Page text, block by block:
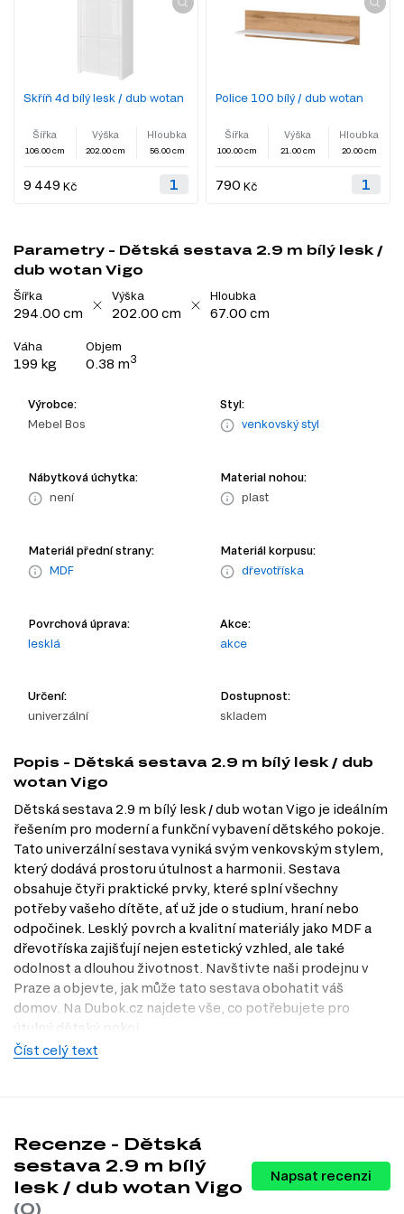
Skříň 4d bílý lesk / dub wotan
Šířka
106.00 cm
Výška
202.00 cm
Hloubka
56.00 cm
9 449 Kč
Police 100 bílý / dub wotan
Šířka
100.00 cm
Výška
21.00 cm
Hloubka
20.00 cm
790 Kč
Parametry - Dětská sestava 2.9 m bílý lesk /
dub wotan Vigo
Šířka
294.00 cm
Výška
202.00 cm
Hloubka
67.00 cm
Váha
199 kg
Objem
0.38 m3
Výrobce:
Mebel Bos
Styl:
venkovský styl
Nábytková úchytka:
není
Material nohou:
plast
Materiál přední strany:
MDF
Materiál korpusu:
dřevotříska
Povrchová úprava:
lesklá
Akce:
akce
Určení:
univerzální
Dostupnost:
skladem
Popis - Dětská sestava 2.9 m bílý lesk / dub
wotan Vigo
Dětská sestava 2.9 m bílý lesk / dub wotan Vigo je ideálním
řešením pro moderní a funkční vybavení dětského pokoje.
Tato univerzální sestava vyniká svým venkovským stylem,
který dodává prostoru útulnost a harmonii. Sestava
obsahuje čtyři praktické prvky, které splní všechny
potřeby vašeho dítěte, ať už jde o studium, hraní nebo
odpočinek. Lesklý povrch a kvalitní materiály jako MDF a
dřevotříska zajišťují nejen estetický vzhled, ale také
odolnost a dlouhou životnost. Navštivte naši prodejnu v
Praze a objevte, jak může tato sestava obohatit váš
domov. Na Dubok.cz najdete vše, co potřebujete pro
útulný dětský pokoj.
Charakteristiky, vlastnosti a výhody
atmosféru a harmonii, ideální pro různé interiéry.
usnadňuje údržbu a čištění povrchů.
Praktické prvky.Sestava zahrnuje police, psací stůl, regál a
čtyřdveřovou skříň, což poskytuje maximální úložný prostor a
Číst celý text
Recenze - Dětská
sestava 2.9 m bílý
lesk / dub wotan Vigo
(0)
Napsat recenzi